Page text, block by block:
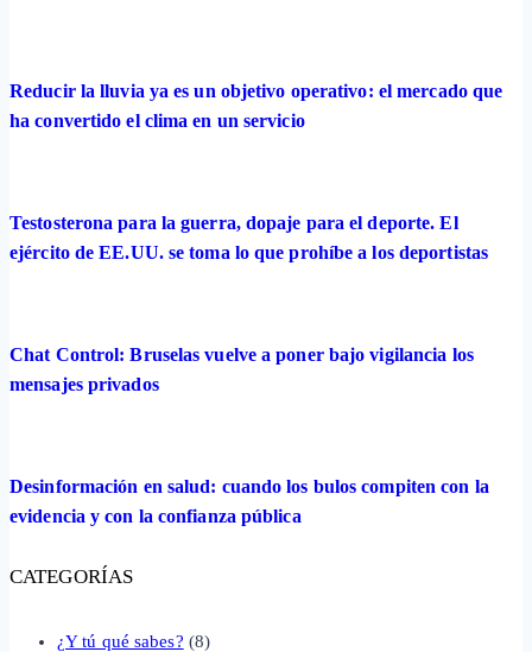
Reducir la lluvia ya es un objetivo operativo: el mercado que
ha convertido el clima en un servicio
Testosterona para la guerra, dopaje para el deporte. El
ejército de EE.UU. se toma lo que prohíbe a los deportistas
Chat Control: Bruselas vuelve a poner bajo vigilancia los
mensajes privados
Desinformación en salud: cuando los bulos compiten con la
evidencia y con la confianza pública
CATEGORÍAS
¿Y tú qué sabes? (8)